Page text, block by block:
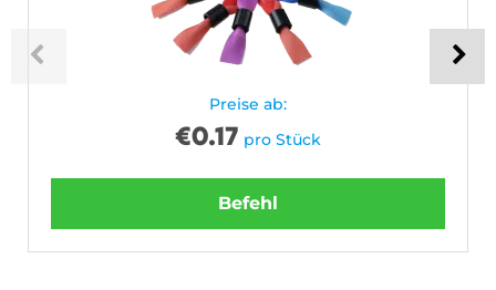
Preise ab:
€0.17 pro Stück
Befehl